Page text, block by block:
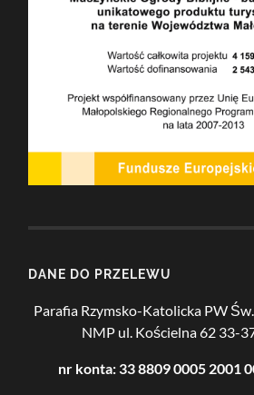
DANE DO PRZELEWU
Parafia Rzymsko-Katolicka PW
NMP ul. Kościelna 62 33-
nr konta: 33 8809 0005 2001